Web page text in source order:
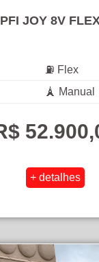
JOY 8V
⛽ Flex
🗼 Manual